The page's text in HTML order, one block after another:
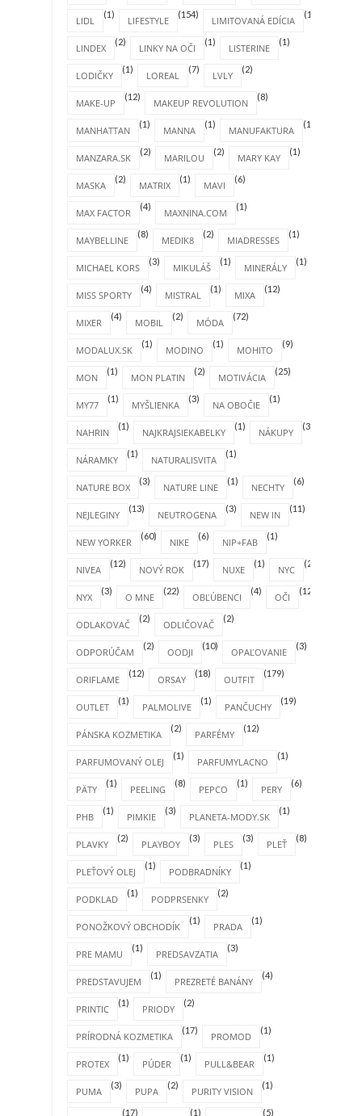
LIDL
(1)
LIFESTYLE
(154)
LIMITOVANÁ EDÍCIA
(1)
LINDEX
(2)
LINKY NA OČI
(1)
LISTERINE
(1)
LODIČKY
(1)
LOREAL
(7)
LVLY
(2)
MAKE-UP
(12)
MAKEUP REVOLUTION
(8)
MANHATTAN
(1)
MANNA
(1)
MANUFAKTURA
(1)
MANZARA.SK
(2)
MARILOU
(2)
MARY KAY
(1)
MASKA
(2)
MATRIX
(1)
MAVI
(6)
MAX FACTOR
(4)
MAXNINA.COM
(1)
MAYBELLINE
(8)
MEDIK8
(2)
MIADRESSES
(1)
MICHAEL KORS
(3)
MIKULÁŠ
(1)
MINERÁLY
(1)
MISS SPORTY
(4)
MISTRAL
(1)
MIXA
(12)
MIXER
(4)
MOBIL
(2)
MÓDA
(72)
MODALUX.SK
(1)
MODINO
(1)
MOHITO
(9)
MON
(1)
MON PLATIN
(2)
MOTIVÁCIA
(25)
MY77
(1)
MYŠLIENKA
(3)
NA OBOČIE
(1)
NAHRIN
(1)
NAJKRAJSIEKABELKY
(1)
NÁKUPY
(31)
NÁRAMKY
(1)
NATURALISVITA
(1)
NATURE BOX
(3)
NATURE LINE
(1)
NECHTY
(6)
NEJLEGINY
(13)
NEUTROGENA
(3)
NEW IN
(11)
NEW YORKER
(60)
NIKE
(6)
NIP+FAB
(1)
NIVEA
(12)
NOVÝ ROK
(17)
NUXE
(1)
NYC
(2)
NYX
(3)
O MNE
(22)
OBĽÚBENCI
(4)
OČI
(12)
ODLAKOVAČ
(2)
ODLIČOVAČ
(2)
ODPORÚČAM
(2)
OODJI
(10)
OPAĽOVANIE
(3)
ORIFLAME
(12)
ORSAY
(18)
OUTFIT
(179)
OUTLET
(1)
PALMOLIVE
(1)
PANČUCHY
(19)
PÁNSKA KOZMETIKA
(2)
PARFÉMY
(12)
PARFUMOVANÝ OLEJ
(1)
PARFUMYLACNO
(1)
PÄTY
(1)
PEELING
(8)
PEPCO
(1)
PERY
(6)
PHB
(1)
PIMKIE
(3)
PLANETA-MODY.SK
(1)
PLAVKY
(2)
PLAYBOY
(3)
PLES
(3)
PLEŤ
(8)
PLEŤOVÝ OLEJ
(1)
PODBRADNÍKY
(1)
PODKLAD
(1)
PODPRSENKY
(2)
PONOŽKOVÝ OBCHODÍK
(1)
PRADA
(1)
PRE MAMU
(1)
PREDSAVZATIA
(3)
PREDSTAVUJEM
(1)
PREZRETÉ BANÁNY
(4)
PRINTIC
(1)
PRIODY
(2)
PRÍRODNÁ KOZMETIKA
(17)
PROMOD
(1)
PROTEX
(1)
PÚDER
(1)
PULL&BEAR
(1)
PUMA
(3)
PUPA
(2)
PURITY VISION
(1)
(17) (1) (5)